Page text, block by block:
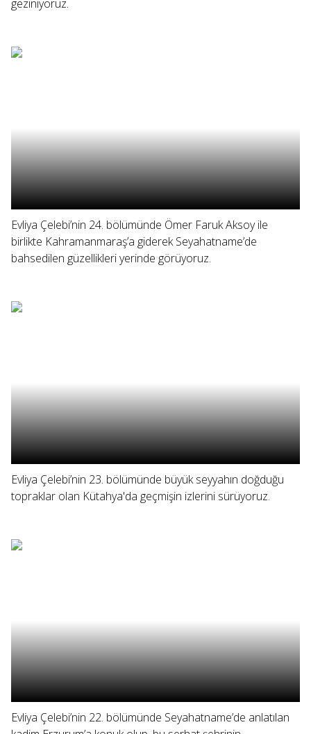
geziniyoruz.
Evliya Çelebi’nin 24. bölümünde Ömer Faruk Aksoy ile
birlikte Kahramanmaraş’a giderek Seyahatname’de
bahsedilen güzellikleri yerinde görüyoruz.
Evliya Çelebi’nin 23. bölümünde büyük seyyahın doğduğu
topraklar olan Kütahya'da geçmişin izlerini sürüyoruz.
Evliya Çelebi’nin 22. bölümünde Seyahatname’de anlatılan